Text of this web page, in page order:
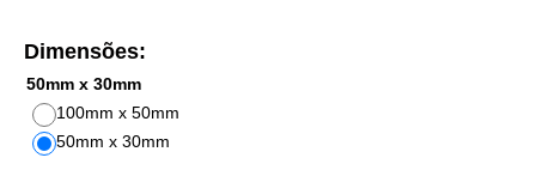
Dimensões:
50mm x 30mm
100mm x 50mm
50mm x 30mm